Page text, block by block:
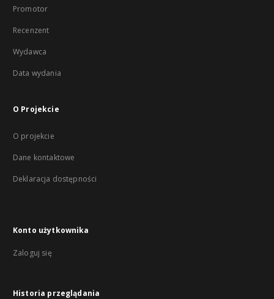
Promotor
Recenzent
Wydawca
Data wydania
O Projekcie
O projekcie
Dane kontaktowe
Deklaracja dostępności
Konto użytkownika
Zaloguj się
Historia przeglądania